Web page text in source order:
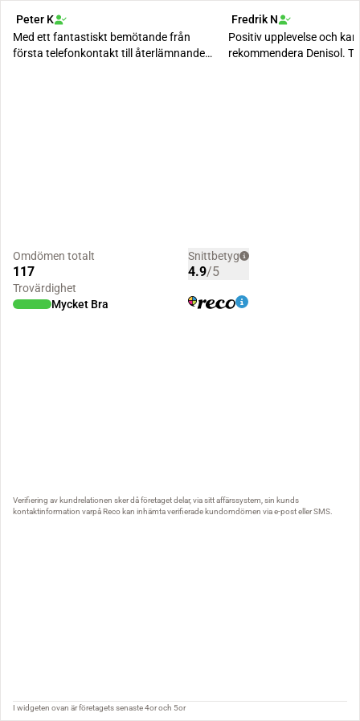
Peter K
Med ett fantastiskt bemötande från
första telefonkontakt till återlämnande
Fredrik N
Positiv upplevelse och
rekommendera Denisol. Trots
Omdömen totalt
117
Snittbetyg
4.9/5
Trovärdighet
Mycket Bra
Verifiering av kundrelationen sker då företaget delar, via sitt affärssystem, sin kunds
kontaktinformation varpå Reco kan inhämta verifierade kundomdömen via e-post eller SMS.
I widgeten ovan är företagets senaste 4or och 5or